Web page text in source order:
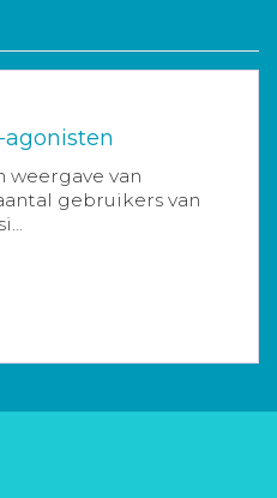
agonisten
weergave van
gebruikers van